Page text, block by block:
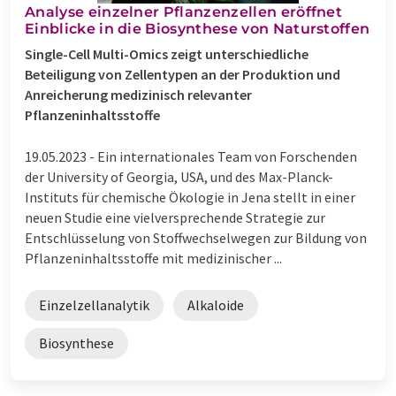
Analyse einzelner Pflanzenzellen eröffnet
Einblicke in die Biosynthese von Naturstoffen
Single-Cell Multi-Omics zeigt unterschiedliche
Beteiligung von Zellentypen an der Produktion und
Anreicherung medizinisch relevanter
Pflanzeninhaltsstoffe
19.05.2023 - Ein internationales Team von Forschenden
der University of Georgia, USA, und des Max-Planck-
Instituts für chemische Ökologie in Jena stellt in einer
neuen Studie eine vielversprechende Strategie zur
Entschlüsselung von Stoffwechselwegen zur Bildung von
Pflanzeninhaltsstoffe mit medizinischer ...
Einzelzellanalytik Alkaloide
Biosynthese